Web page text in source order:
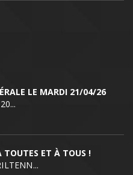
LE MARDI 21/04/26
TOUTES ET À TOUS !